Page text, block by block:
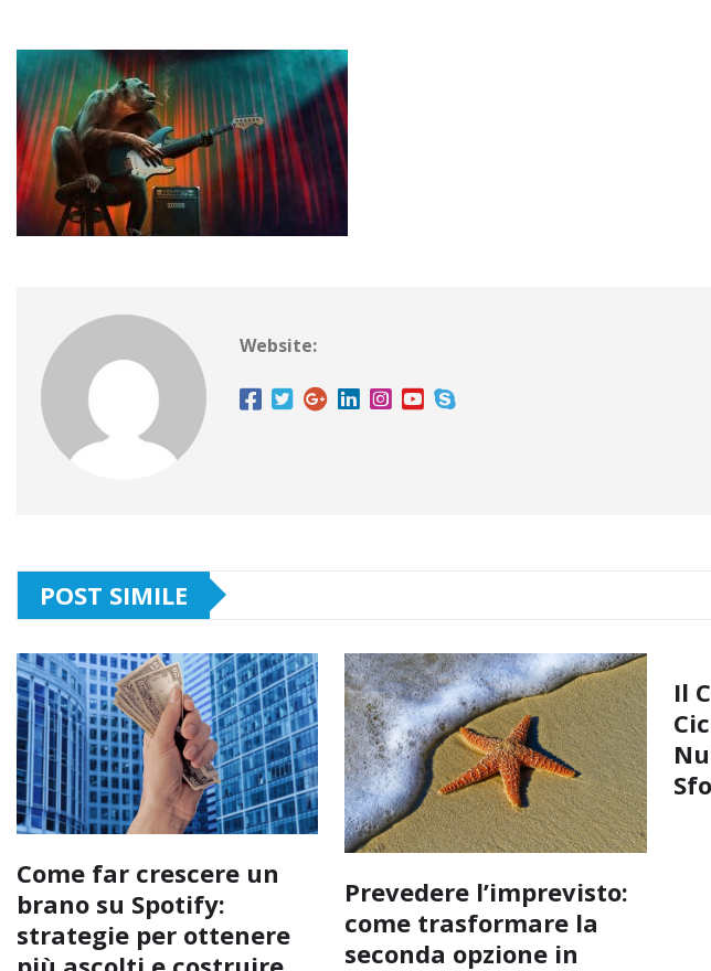
Website:
POST SIMILE
Come far crescere un
brano su Spotify:
strategie per ottenere
Prevedere l’imprevisto:
come trasformare la
seconda opzione in
Il